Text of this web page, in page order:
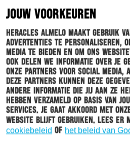
JOUW VOORKEUREN
Heracles Almelo maakt gebruik
advertenties te personaliseren,
media te bieden en om ons
Ook delen we informatie over je
onze partners voor social media,
Deze partners kunnen deze
andere informatie die jij aan ze
hebben verzameld op basis van
services. Je gaat akkoord met
website blijft gebruiken. Lees er
cookiebeleid of het beleid van